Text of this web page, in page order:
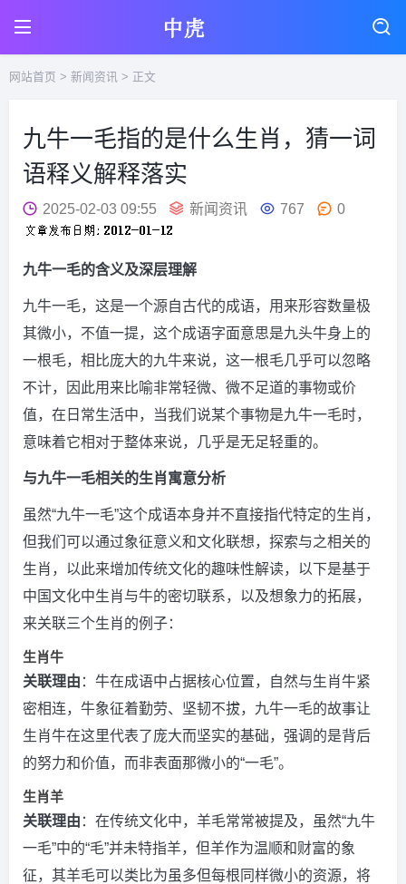
网站首页 > 新闻资讯 > 正文
九牛一毛指的是什么生肖，猜一词
语释义解释落实
2025-02-03 09:55 新闻资讯 767 0
九牛一毛的含义及深层理解
九牛一毛，这是一个源自古代的成语，用来形容数量极
其微小，不值一提，这个成语字面意思是九头牛身上的
一根毛，相比庞大的九牛来说，这一根毛几乎可以忽略
不计，因此用来比喻非常轻微、微不足道的事物或价
值，在日常生活中，当我们说某个事物是九牛一毛时，
意味着它相对于整体来说，几乎是无足轻重的。
与九牛一毛相关的生肖寓意分析
虽然“九牛一毛”这个成语本身并不直接指代特定的生肖，
但我们可以通过象征意义和文化联想，探索与之相关的
生肖，以此来增加传统文化的趣味性解读，以下是基于
中国文化中生肖与牛的密切联系，以及想象力的拓展，
来关联三个生肖的例子：
生肖牛
关联理由 ：牛在成语中占据核心位置，自然与生肖牛紧
密相连，牛象征着勤劳、坚韧不拔，九牛一毛的故事让
生肖牛在这里代表了庞大而坚实的基础，强调的是背后
的努力和价值，而非表面那微小的“一毛”。
生肖羊
关联理由 ：在传统文化中，羊毛常常被提及，虽然“九牛
一毛”中的“毛”并未特指羊，但羊作为温顺和财富的象
征，其羊毛可以类比为虽多但每根同样微小的资源，将